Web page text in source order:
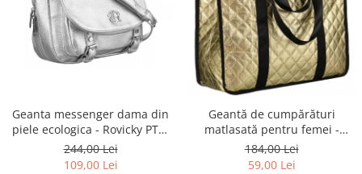
Geanta messenger dama din
piele ecologica - Rovicky PTR-
R-TOR-ALE-2-3776 SIL
244,00 Lei
109,00 Lei
Geantă de cumpărături
matlasată pentru femei -
Rovicky PTR-RSPV-001P-5277
GOLD
184,00 Lei
59,00 Lei